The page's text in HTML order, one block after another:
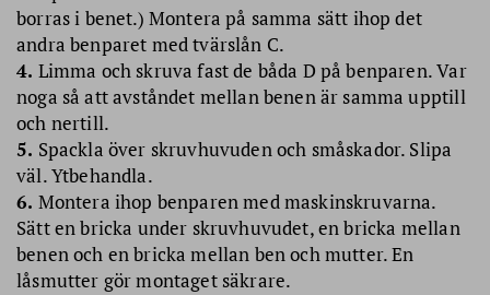
borras i benet.) Montera på samma sätt ihop det
andra benparet med tvärslån C.
4. Limma och skruva fast de båda D på benparen. Var
noga så att avståndet mellan benen är samma upptill
och nertill.
5. Spackla över skruvhuvuden och småskador. Slipa
väl. Ytbehandla.
6. Montera ihop benparen med maskinskruvarna.
Sätt en bricka under skruvhuvudet, en bricka mellan
benen och en bricka mellan ben och mutter. En
låsmutter gör montaget säkrare.